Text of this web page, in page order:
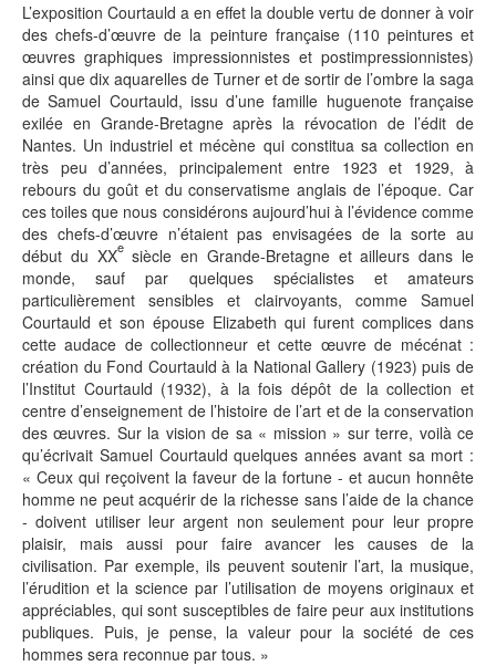
L’exposition Courtauld a en effet la double vertu de donner à voir
des chefs-d’œuvre de la peinture française (110 peintures et
œuvres graphiques impressionnistes et postimpressionnistes)
ainsi que dix aquarelles de Turner et de sortir de l’ombre la saga
de Samuel Courtauld, issu d’une famille huguenote française
exilée en Grande-Bretagne après la révocation de l’édit de
Nantes. Un industriel et mécène qui constitua sa collection en
très peu d’années, principalement entre 1923 et 1929, à
rebours du goût et du conservatisme anglais de l’époque. Car
ces toiles que nous considérons aujourd’hui à l’évidence comme
des chefs-d’œuvre n’étaient pas envisagées de la sorte au
début du XXesiècle en Grande-Bretagne et ailleurs dans le
monde, sauf par quelques spécialistes et amateurs
particulièrement sensibles et clairvoyants, comme Samuel
Courtauld et son épouse Elizabeth qui furent complices dans
cette audace de collectionneur et cette œuvre de mécénat :
création du Fond Courtauld à la National Gallery (1923) puis de
l’Institut Courtauld (1932), à la fois dépôt de la collection et
centre d’enseignement de l’histoire de l’art et de la conservation
des œuvres. Sur la vision de sa « mission » sur terre, voilà ce
qu’écrivait Samuel Courtauld quelques années avant sa mort :
« Ceux qui reçoivent la faveur de la fortune - et aucun honnête
homme ne peut acquérir de la richesse sans l’aide de la chance
- doivent utiliser leur argent non seulement pour leur propre
plaisir, mais aussi pour faire avancer les causes de la
civilisation. Par exemple, ils peuvent soutenir l’art, la musique,
l’érudition et la science par l’utilisation de moyens originaux et
appréciables, qui sont susceptibles de faire peur aux institutions
publiques. Puis, je pense, la valeur pour la société de ces
hommes sera reconnue par tous. »